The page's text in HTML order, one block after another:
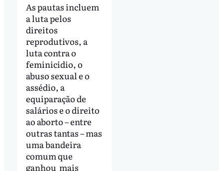
As pautas incluem
a luta pelos
direitos
reprodutivos, a
luta contra o
feminicídio, o
abuso sexual e o
assédio, a
equiparação de
salários e o direito
ao aborto – entre
outras tantas – mas
uma bandeira
comum que
ganhou mais